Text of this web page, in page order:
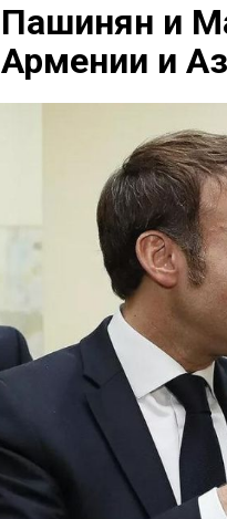
Пашинян и
Армении и